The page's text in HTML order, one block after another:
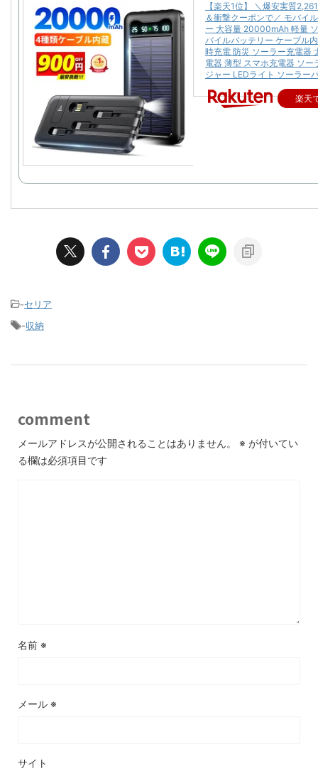
【楽天1位】 ＼爆安実質
＆衝撃クーポンで／ モバイ
ー 大容量 20000mAh 軽量
バイルバッテリー ケーブル
時充電 防災 ソーラー充電器
電器 薄型 スマホ充電器 ソー
ジャー LEDライト ソーラー
楽天
-セリア
-収納
comment
メールアドレスが公開されることはありません。 ※ が付いてい
る欄は必須項目です
名前 ※
メール ※
サイト